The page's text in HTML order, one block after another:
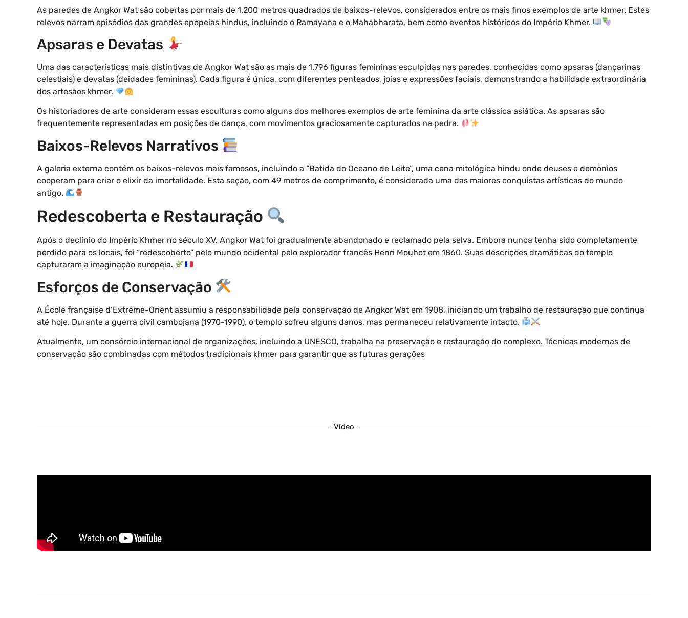
As paredes de Angkor Wat são cobertas por mais de 1.200 metros quadrados de baixos-relevos, considerados entre os mais finos exemplos de arte khmer. Estes
relevos narram episódios das grandes epopeias hindus, incluindo o Ramayana e o Mahabharata, bem como eventos históricos do Império Khmer.
Apsaras e Devatas
Uma das características mais distintivas de Angkor Wat são as mais de 1.796 figuras femininas esculpidas nas paredes, conhecidas como apsaras (dançarinas
celestiais) e devatas (deidades femininas). Cada figura é única, com diferentes penteados, joias e expressões faciais, demonstrando a habilidade extraordinária
dos artesãos khmer.
Os historiadores de arte consideram essas esculturas como alguns dos melhores exemplos de arte feminina da arte clássica asiática. As apsaras são
frequentemente representadas em posições de dança, com movimentos graciosamente capturados na pedra.
Baixos-Relevos Narrativos
A galeria externa contém os baixos-relevos mais famosos, incluindo a “Batida do Oceano de Leite”, uma cena mitológica hindu onde deuses e demônios
cooperam para criar o elixir da imortalidade. Esta seção, com 49 metros de comprimento, é considerada uma das maiores conquistas artísticas do mundo
antigo.
Redescoberta e Restauração
Após o declínio do Império Khmer no século XV, Angkor Wat foi gradualmente abandonado e reclamado pela selva. Embora nunca tenha sido completamente
perdido para os locais, foi “redescoberto” pelo mundo ocidental pelo explorador francês Henri Mouhot em 1860. Suas descrições dramáticas do templo
capturaram a imaginação europeia.
Esforços de Conservação
A École française d’Extrême-Orient assumiu a responsabilidade pela conservação de Angkor Wat em 1908, iniciando um trabalho de restauração que continua
até hoje. Durante a guerra civil cambojana (1970-1990), o templo sofreu alguns danos, mas permaneceu relativamente intacto.
Atualmente, um consórcio internacional de organizações, incluindo a UNESCO, trabalha na preservação e restauração do complexo. Técnicas modernas de
conservação são combinadas com métodos tradicionais khmer para garantir que as futuras gerações
Vídeo